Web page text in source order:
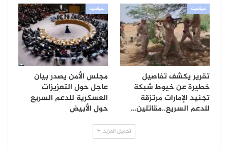
سياسية
تقرير يكشف تفاصيل
خطيرة عن خيوط شبكة
تجنيد الإمارات مرتزقة
للدعم السريع..مقاتلين…
سياسية
مجلس الأمن يصدر بيان
عاجل حول التعزيزات
العسكرية للدعم السريع
حول الأبيض
تحميل المزيد